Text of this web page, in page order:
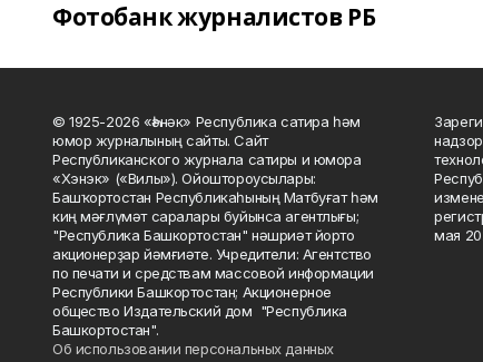
Фотобанк журналистов РБ
© 1925-2026 «Һәнәк» Республика сатира һәм
юмор журналының сайты. Сайт
Республиканского журнала сатиры и юмора
«Хэнэк» («Вилы»). Ойоштороусылары:
Башҡортостан Республикаһының Матбуғат һәм
киң мәғлүмәт саралары буйынса агентлығы;
"Республика Башкортостан" нәшриәт йорто
акционерҙар йәмғиәте. Учредители: Агентство
по печати и средствам массовой информации
Республики Башкортостан; Акционерное
общество Издательский дом "Республика
Башкортостан".
Об использовании персональных данных
мая